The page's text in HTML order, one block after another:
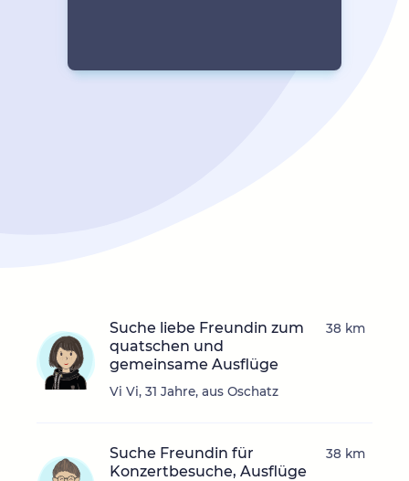
Suche liebe Freundin zum
quatschen und
gemeinsame Ausflüge
Vi Vi, 31 Jahre, aus Oschatz
38 km
Suche Freundin für
Konzertbesuche, Ausflüge
38 km